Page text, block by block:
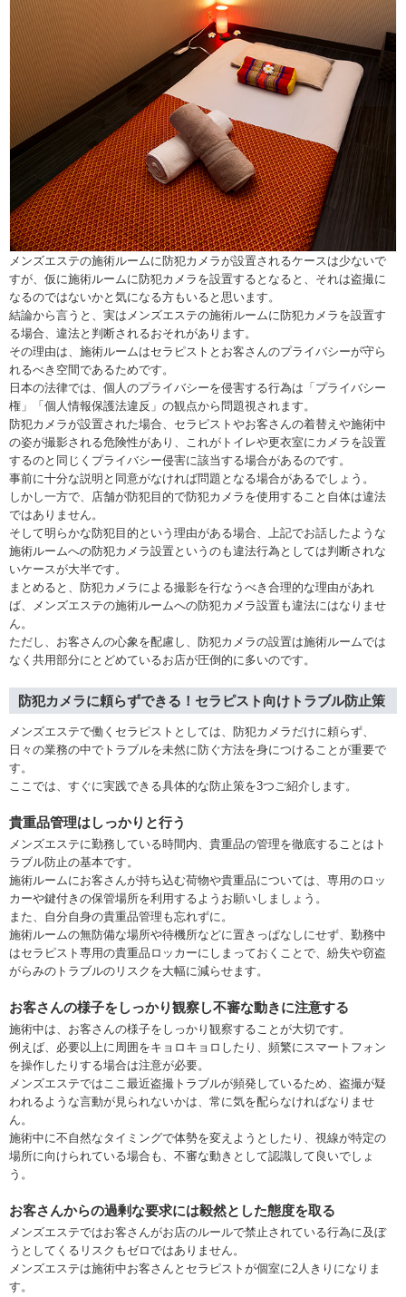
メンズエステの施術ルームに防犯カメラが設置されるケースは少ないで
すが、仮に施術ルームに防犯カメラを設置するとなると、それは盗撮に
なるのではないかと気になる方もいると思います。
結論から言うと、実はメンズエステの施術ルームに防犯カメラを設置す
る場合、違法と判断されるおそれがあります。
その理由は、施術ルームはセラピストとお客さんのプライバシーが守ら
れるべき空間であるためです。
日本の法律では、個人のプライバシーを侵害する行為は「プライバシー
権」「個人情報保護法違反」の観点から問題視されます。
防犯カメラが設置された場合、セラピストやお客さんの着替えや施術中
の姿が撮影される危険性があり、これがトイレや更衣室にカメラを設置
するのと同じくプライバシー侵害に該当する場合があるのです。
事前に十分な説明と同意がなければ問題となる場合があるでしょう。
しかし一方で、店舗が防犯目的で防犯カメラを使用すること自体は違法
ではありません。
そして明らかな防犯目的という理由がある場合、上記でお話したような
施術ルームへの防犯カメラ設置というのも違法行為としては判断されな
いケースが大半です。
まとめると、防犯カメラによる撮影を行なうべき合理的な理由があれ
ば、メンズエステの施術ルームへの防犯カメラ設置も違法にはなりませ
ん。
ただし、お客さんの心象を配慮し、防犯カメラの設置は施術ルームでは
なく共用部分にとどめているお店が圧倒的に多いのです。
防犯カメラに頼らずできる！セラピスト向けトラブル防止策
メンズエステで働くセラピストとしては、防犯カメラだけに頼らず、
日々の業務の中でトラブルを未然に防ぐ方法を身につけることが重要で
す。
ここでは、すぐに実践できる具体的な防止策を3つご紹介します。
貴重品管理はしっかりと行う
メンズエステに勤務している時間内、貴重品の管理を徹底することはト
ラブル防止の基本です。
施術ルームにお客さんが持ち込む荷物や貴重品については、専用のロッ
カーや鍵付きの保管場所を利用するようお願いしましょう。
また、自分自身の貴重品管理も忘れずに。
施術ルームの無防備な場所や待機所などに置きっぱなしにせず、勤務中
はセラピスト専用の貴重品ロッカーにしまっておくことで、紛失や窃盗
がらみのトラブルのリスクを大幅に減らせます。
お客さんの様子をしっかり観察し不審な動きに注意する
施術中は、お客さんの様子をしっかり観察することが大切です。
例えば、必要以上に周囲をキョロキョロしたり、頻繁にスマートフォン
を操作したりする場合は注意が必要。
メンズエステではここ最近盗撮トラブルが頻発しているため、盗撮が疑
われるような言動が見られないかは、常に気を配らなければなりませ
ん。
施術中に不自然なタイミングで体勢を変えようとしたり、視線が特定の
場所に向けられている場合も、不審な動きとして認識して良いでしょ
う。
お客さんからの過剰な要求には毅然とした態度を取る
メンズエステではお客さんがお店のルールで禁止されている行為に及ぼ
うとしてくるリスクもゼロではありません。
メンズエステは施術中お客さんとセラピストが個室に2人きりになりま
す。